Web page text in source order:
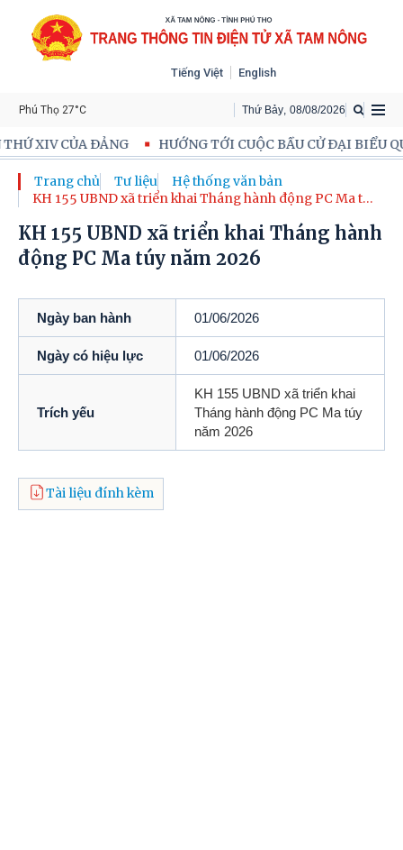
Tiếng Việt English
Thứ Bảy 08/08/2026
Phú Thọ 27°C
XIV CỦA ĐẢNG HƯỚNG TỚI CUỘC BẦU CỬ ĐẠI BIỂU
Trang chủ Tư liệu
Hệ thống văn bản
KH 155 UBND xã triển khai Tháng hành động PC Ma túy
KH 155 UBND xã triển khai Tháng hành
động PC Ma túy năm 2026
Ngày ban hành 01/06/2026
Ngày có hiệu lực 01/06/2026
Trích yếu
KH 155 UBND xã triển khai
Tháng hành động PC Ma túy
năm 2026
Tài liệu đính kèm